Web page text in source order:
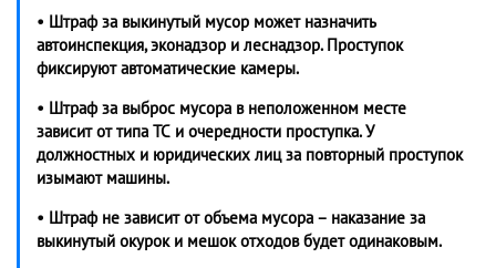
• Штраф за выкинутый мусор может назначить
автоинспекция, эконадзор и леснадзор. Проступок
фиксируют автоматические камеры.
• Штраф за выброс мусора в неположенном месте
зависит от типа ТС и очередности проступка. У
должностных и юридических лиц за повторный проступок
изымают машины.
• Штраф не зависит от объема мусора – наказание за
выкинутый окурок и мешок отходов будет одинаковым.